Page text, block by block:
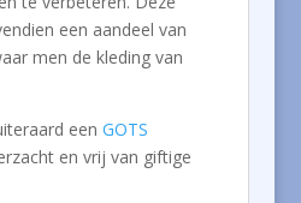
een aandeel van
men de kleding van
een GOTS
en vrij van giftige